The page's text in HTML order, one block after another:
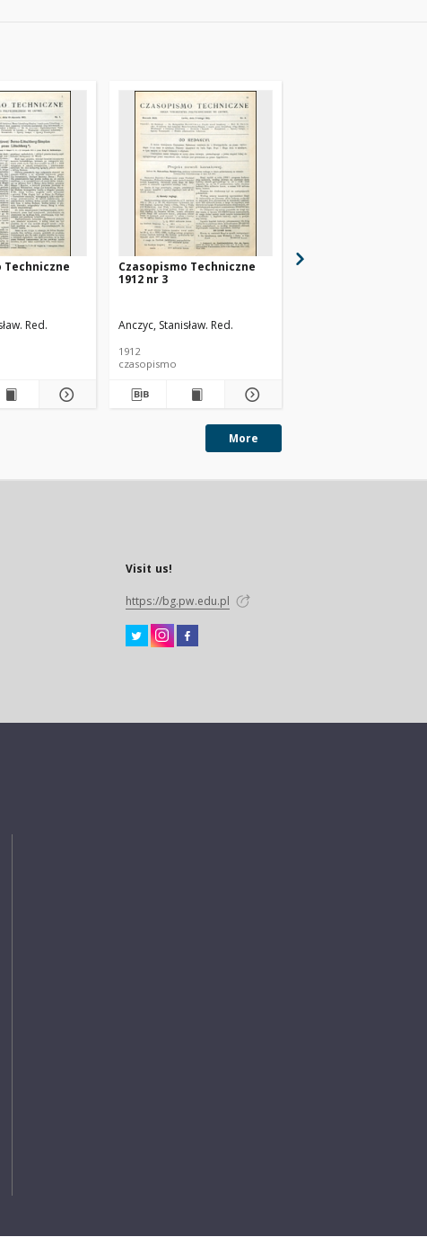
Techniczne
Red.
Czasopismo Techniczne
1912 nr 3
Anczyc, Stanisław. Red.
1912
czasopismo
More
Visit us!
https://bg.pw.edu.pl